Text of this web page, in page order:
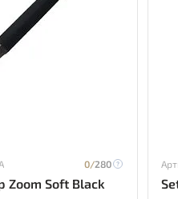
0/280
Zoom Soft Black